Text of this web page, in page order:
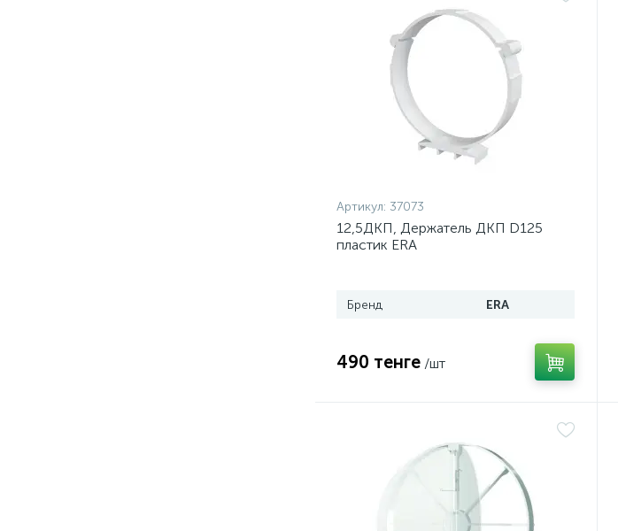
Артикул: 37073
12,5ДКП, Держатель ДКП D125
пластик ERA
Бренд ERA
490 тенге /шт